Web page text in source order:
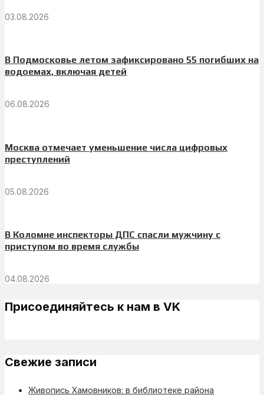
03.08.2026
В Подмосковье летом зафиксировано 55 погибших на
водоемах, включая детей
06.08.2026
Москва отмечает уменьшение числа цифровых
преступлений
05.08.2026
В Коломне инспекторы ДПС спасли мужчину с
приступом во время службы
04.08.2026
Присоединяйтесь к нам в VK
Свежие записи
Живопись Хамовников: в библиотеке района